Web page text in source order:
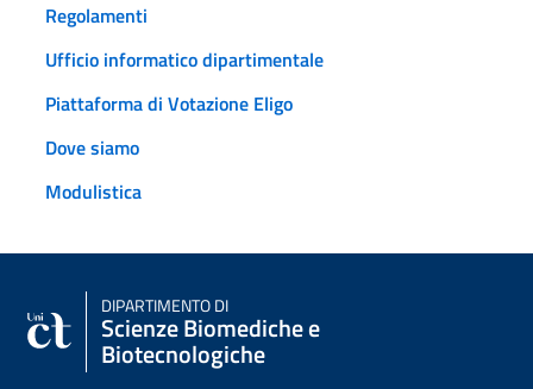
Regolamenti
Ufficio informatico dipartimentale
Piattaforma di Votazione Eligo
Dove siamo
Modulistica
DIPARTIMENTO DI
Scienze Biomediche e
Biotecnologiche